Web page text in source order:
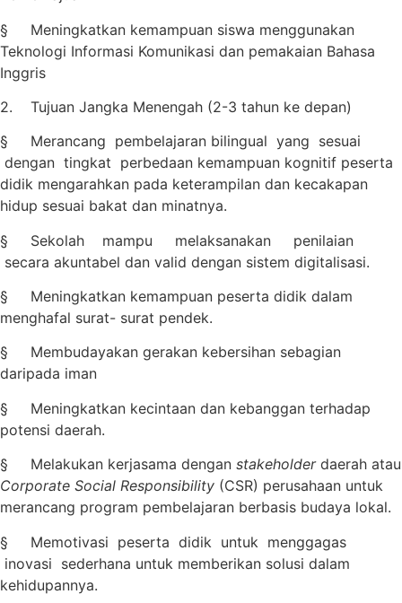
§ Meningkatkan kemampuan siswa menggunakan
Teknologi Informasi Komunikasi dan pemakaian Bahasa
Inggris
2. Tujuan Jangka Menengah (2-3 tahun ke depan)
§ Merancang pembelajaran bilingual yang sesuai
dengan tingkat perbedaan kemampuan kognitif peserta
didik mengarahkan pada keterampilan dan kecakapan
hidup sesuai bakat dan minatnya.
§ Sekolah mampu melaksanakan penilaian
secara akuntabel dan valid dengan sistem digitalisasi.
§ Meningkatkan kemampuan peserta didik dalam
menghafal surat- surat pendek.
§ Membudayakan gerakan kebersihan sebagian
daripada iman
§ Meningkatkan kecintaan dan kebanggan terhadap
potensi daerah.
§ Melakukan kerjasama dengan stakeholder daerah atau
Corporate Social Responsibility (CSR) perusahaan untuk
merancang program pembelajaran berbasis budaya lokal.
§ Memotivasi peserta didik untuk menggagas
inovasi sederhana untuk memberikan solusi dalam
kehidupannya.